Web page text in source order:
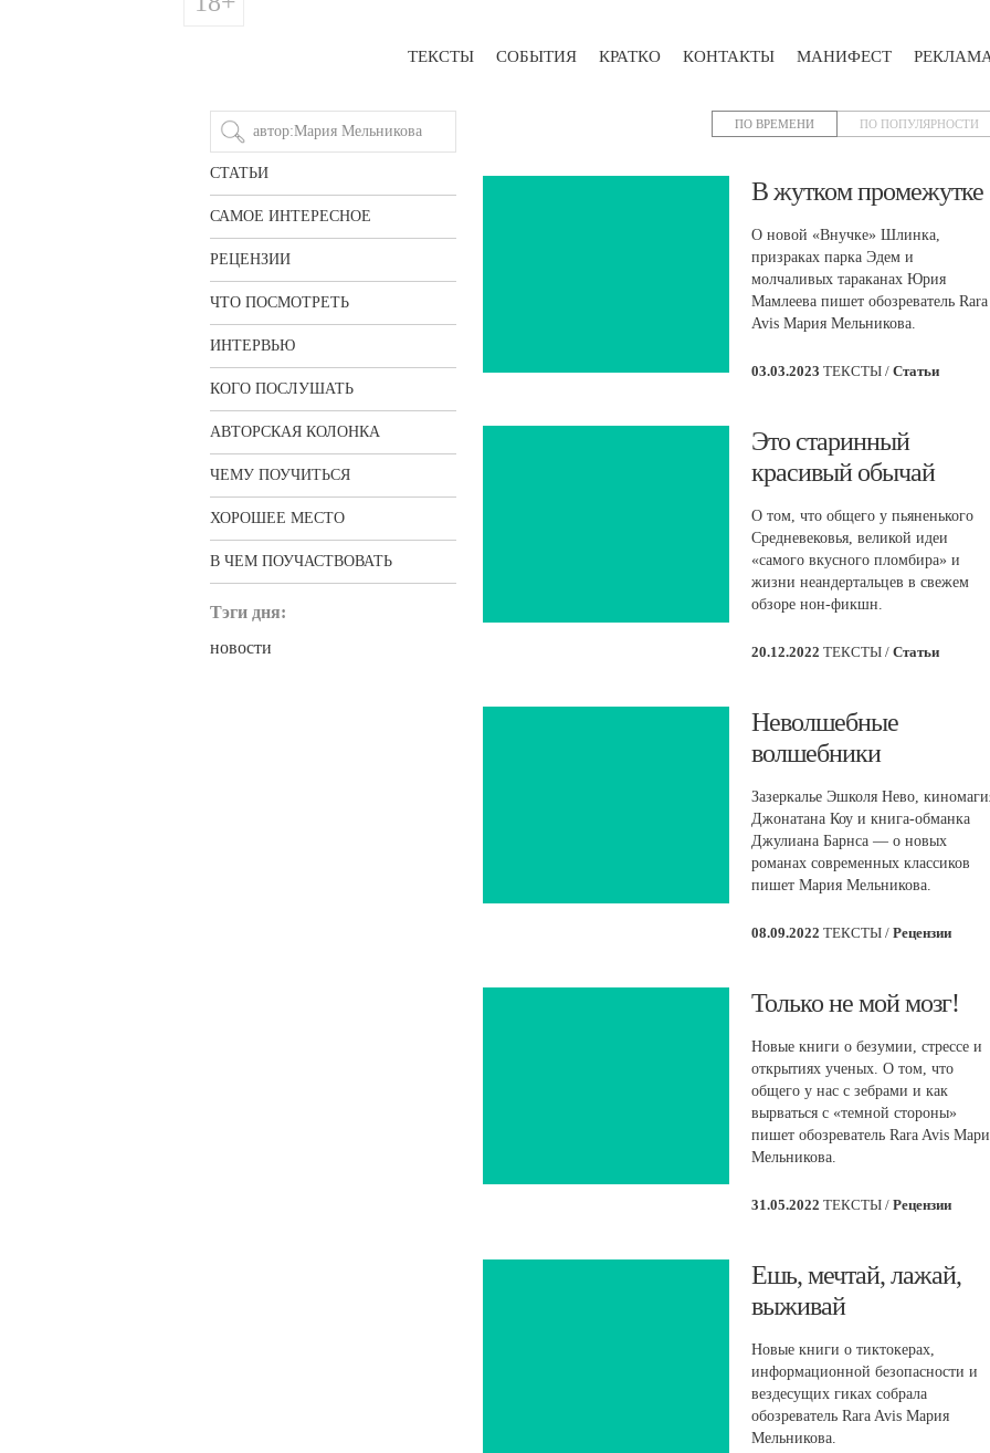
ТЕКСТЫ СОБЫТИЯ КРАТКО КОНТАКТЫ МАНИФЕСТ
СТАТЬИ
САМОЕ ИНТЕРЕСНОЕ
РЕЦЕНЗИИ
ЧТО ПОСМОТРЕТЬ
ИНТЕРВЬЮ
КОГО ПОСЛУШАТЬ
АВТОРСКАЯ КОЛОНКА
ЧЕМУ ПОУЧИТЬСЯ
ХОРОШЕЕ МЕСТО
В ЧЕМ ПОУЧАСТВОВАТЬ
Тэги дня:
новости
ПО ПОПУЛЯРНОСТИ
ПО ВРЕМЕНИ
​В жутком промежутке
О новой «Внучке» Шлинка,
призраках парка Эдем и
молчаливых тараканах Юрия
Мамлеева пишет обозреватель Rara
Avis Мария Мельникова.
03.03.2023 ТЕКСТЫ / Статьи
Это старинный
красивый обычай
О том, что общего у пьяненького
Средневековья, великой идеи
«самого вкусного пломбира» и
жизни неандертальцев в свежем
обзоре нон-фикшн.
20.12.2022 ТЕКСТЫ / Статьи
Неволшебные
волшебники
Зазеркалье Эшколя Нево,
Джонатана Коу и книга-обманка
Джулиана Барнса — о новых
романах современных классиков
пишет Мария Мельникова.
08.09.2022 ТЕКСТЫ / Рецензии
Только не мой мозг!
Новые книги о безумии, стрессе и
открытиях ученых. О том, что
общего у нас с зебрами и как
вырваться с «темной стороны»
пишет обозреватель Rara Avis
Мельникова.
31.05.2022 ТЕКСТЫ / Рецензии
Ешь, мечтай, лажай,
выживай
Новые книги о тиктокерах,
информационной безопасности и
вездесущих гиках собрала
обозреватель Rara Avis Мария
Мельникова.